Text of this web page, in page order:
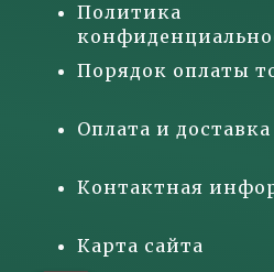
Политика
Порядок оплаты
Оплата и доставка
Контактная
Карта сайта